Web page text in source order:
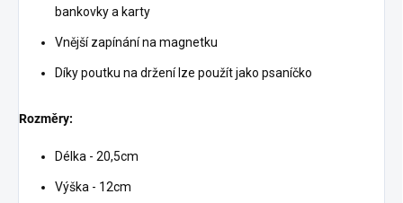
bankovky a karty
Vnější zapínání na magnetku
Díky poutku na držení lze použít jako psaníčko
Rozměry:
Délka - 20,5cm
Výška - 12cm